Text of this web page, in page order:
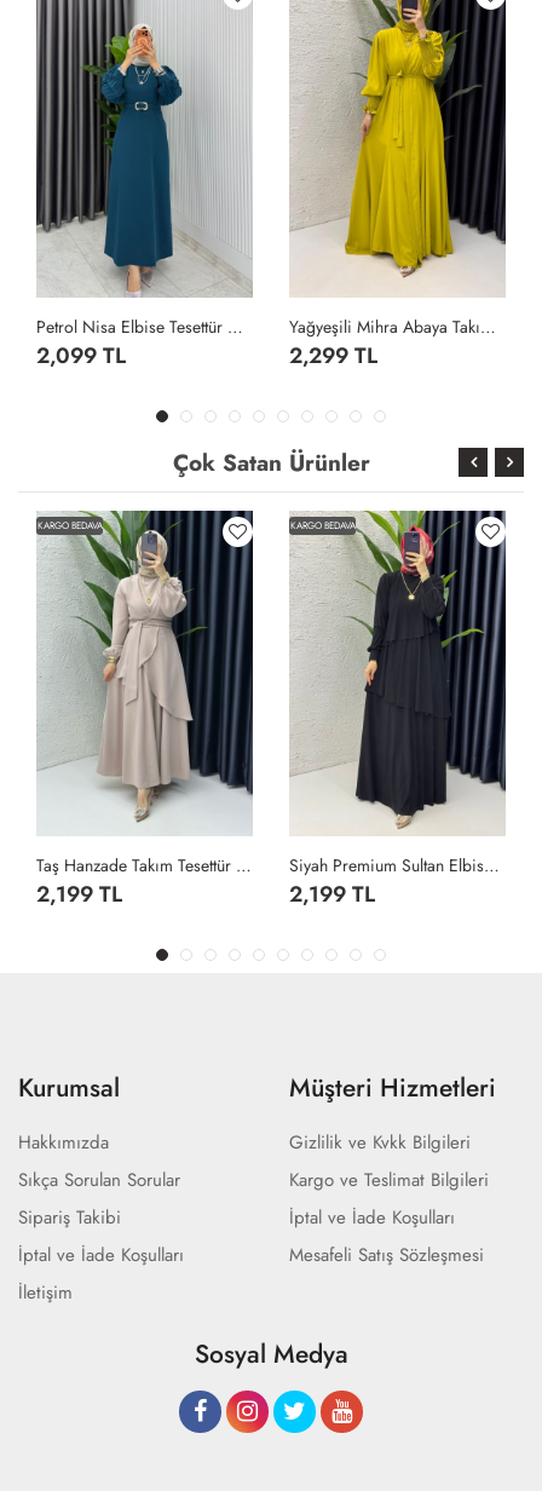
Petrol Nisa Elbise Tesettür Giyim Petrol Yeşili
2,099 TL
Yağyeşili Mihra Abaya Takım Tesettür Giyim Yağ Yeşili
2,299 TL
Çok Satan Ürünler
KARGO BEDAVA
Taş Hanzade Takım Tesettür Giyim Taş Rengi
2,199 TL
KARGO BEDAVA
Siyah Premium Sultan Elbise Tesettür Giyim Siyah
2,199 TL
Kurumsal
Hakkımızda
Sıkça Sorulan Sorular
Sipariş Takibi
İptal ve İade Koşulları
İletişim
Müşteri Hizmetleri
Gizlilik ve Kvkk Bilgileri
Kargo ve Teslimat Bilgileri
İptal ve İade Koşulları
Mesafeli Satış Sözleşmesi
Sosyal Medya